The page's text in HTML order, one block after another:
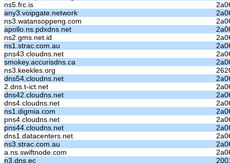
ns5.frc.is
any3.voipgate.network
ns3.watansoppeng.com
apollo.ns.pdxdns.net
ns2.gms.net.id
ns1.strac.com.au
pns43.cloudns.net
smokey.accurisdns.ca
ns3.keekles.org
dns54.cloudns.net
2.dns.t-ict.net
dns42.cloudns.net
dns4.cloudns.net
ns1.digmia.com
pns4.cloudns.net
pns44.cloudns.net
dns1.datacenters.net
ns3.strac.com.au
a.ns.swiftnode.com
n3.dns.ec